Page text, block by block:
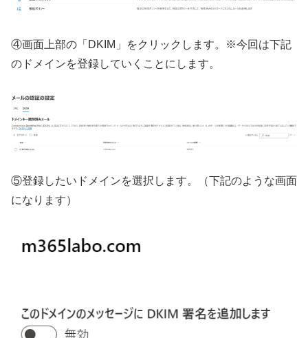
④画面上部の「DKIM」をクリックします。※今回は下記
のドメインを登録していくことにします。
⑤登録したいドメインを選択します。（下記のような画面
になります）